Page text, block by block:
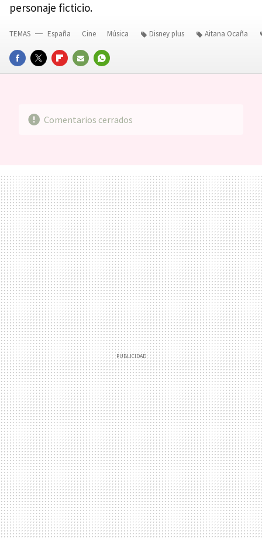
personaje ficticio.
FACEBOOKTWITTERFLIPBOARD
E-
WHATSAPP
TEMAS España Cine Música Disney plus Aitana Ocaña
Comentarios cerrados